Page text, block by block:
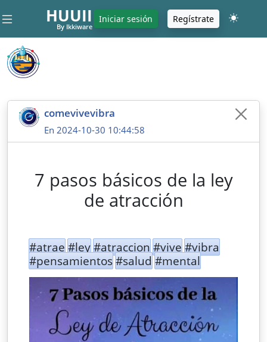
HUUII
By Ikkiware
Iniciar sesión Regístrate
comevivevibra
En 2024-10-30 10:44:58
7 pasos básicos de la ley
de atracción
#atrae #ley#atraccion #vive #vibra
#pensamientos#salud #mental